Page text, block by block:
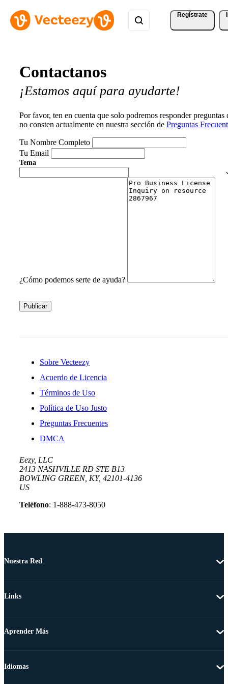
Regístrate
Contactanos
¡Estamos aquí para ayudarte!
Por favor, ten en cuenta que solo podremos responder preguntas
no consten actualmente en nuestra sección de Preguntas
Tu Nombre Completo
Tu Email
Tema
¿Cómo podemos serte de ayuda?
Publicar
Sobre Vecteezy
Acuerdo de Licencia
Términos de Uso
Política de Uso Justo
Preguntas Frecuentes
DMCA
Eezy, LLC
2413 NASHVILLE RD STE B13
BOWLING GREEN, KY, 42101-4136
US
Teléfono: 1-888-473-8050
Nuestra Red
Links
Aprender Más
Idiomas